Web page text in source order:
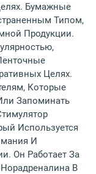
Бумажные
Типом,
Продукции.
Целях.
Которые
Запоминать
Используется
И
Он Работает За
В